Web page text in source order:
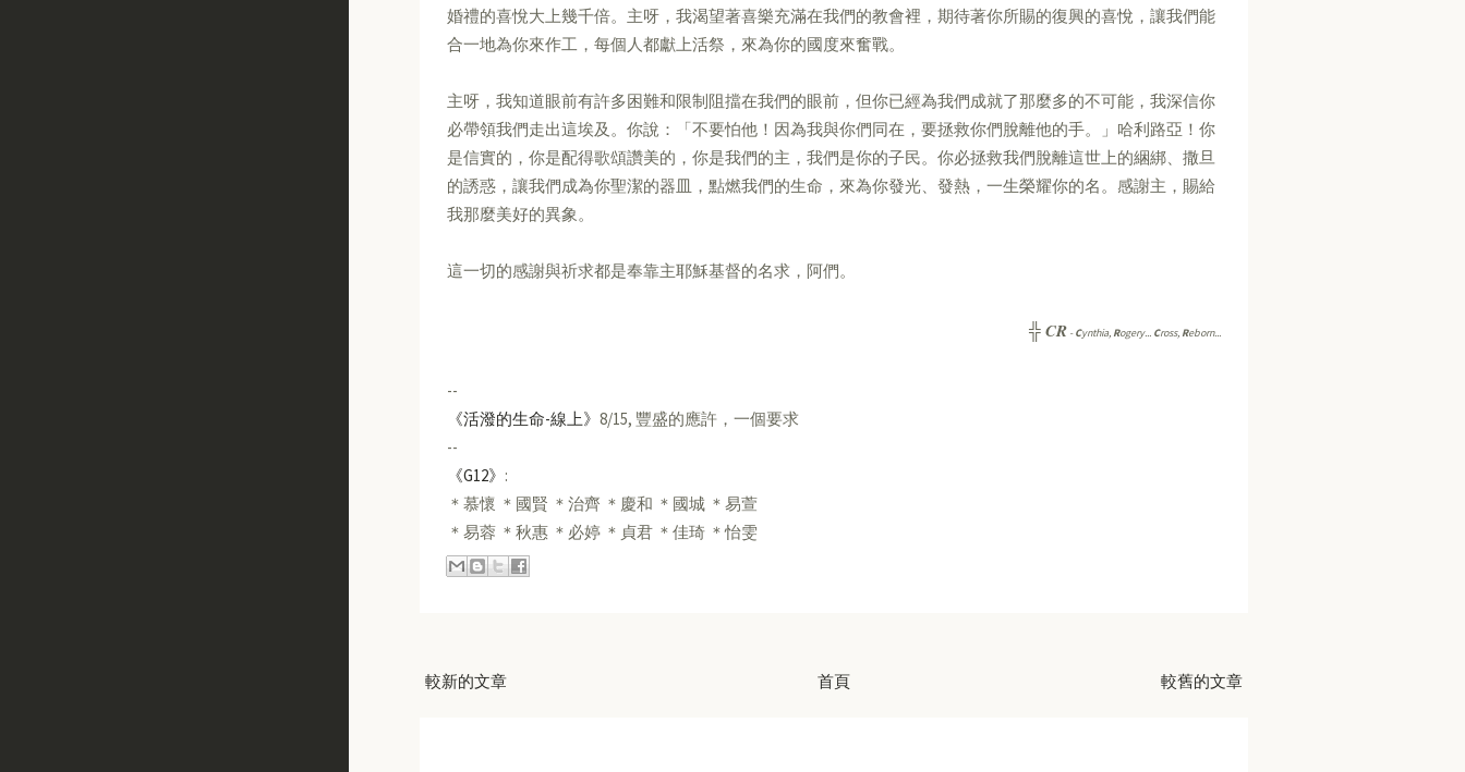
婚禮的喜悅大上幾千倍。主呀，我渴望著喜樂充滿在我們的教會裡，期待著你所賜的復興的喜悅，讓我們能
合一地為你來作工，每個人都獻上活祭，來為你的國度來奮戰。
主呀，我知道眼前有許多困難和限制阻擋在我們的眼前，但你已經為我們成就了那麼多的不可能，我深信你
必帶領我們走出這埃及。你說：「不要怕他！因為我與你們同在，要拯救你們脫離他的手。」哈利路亞！你
是信實的，你是配得歌頌讚美的，你是我們的主，我們是你的子民。你必拯救我們脫離這世上的綑綁、撒旦
的誘惑，讓我們成為你聖潔的器皿，點燃我們的生命，來為你發光、發熱，一生榮耀你的名。感謝主，賜給
我那麼美好的異象。
這一切的感謝與祈求都是奉靠主耶穌基督的名求，阿們。
╬ CR -Cynthia, Rogery... Cross, Reborn...
--
《活潑的生命-線上》 8/15, 豐盛的應許，一個要求
--
《G12》 :
＊慕懷 ＊國賢 ＊治齊 ＊慶和 ＊國城 ＊易萱
＊易蓉 ＊秋惠 ＊必婷 ＊貞君 ＊佳琦 ＊怡雯
較新的文章 較舊的文章
首頁